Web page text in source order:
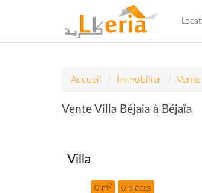
Accueil Immobilier Vente
Vente Villa Béjaia à Béjaïa
Villa
0 m2 0 pièces